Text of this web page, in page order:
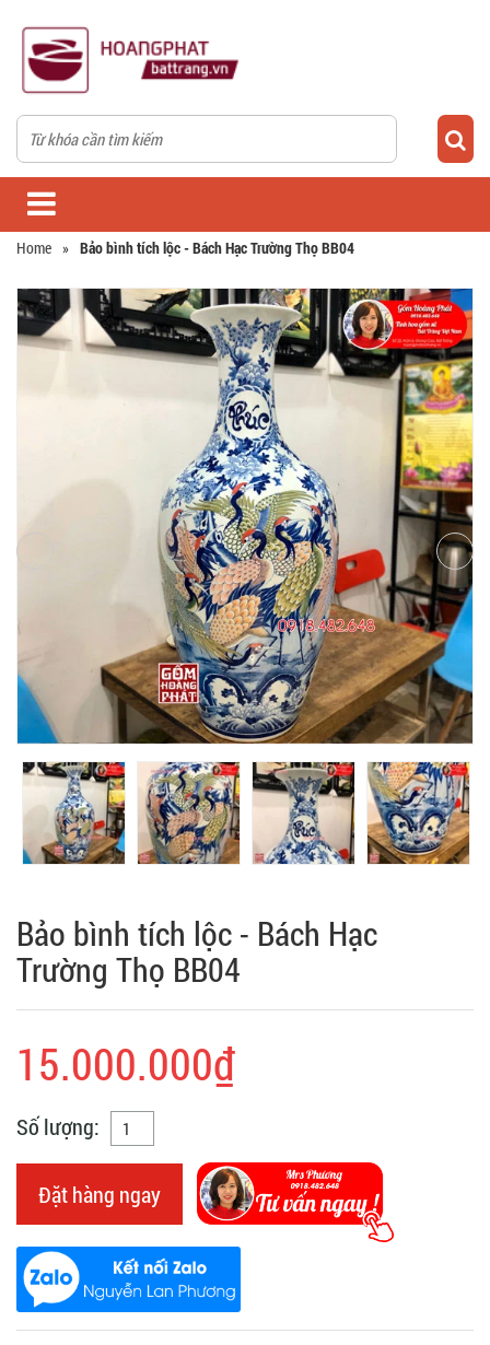
Home » Bảo bình tích lộc - Bách Hạc Trường Thọ BB04
Bảo bình tích lộc - Bách Hạc
Trường Thọ BB04
15.000.000₫
Số lượng:
Đặt hàng ngay